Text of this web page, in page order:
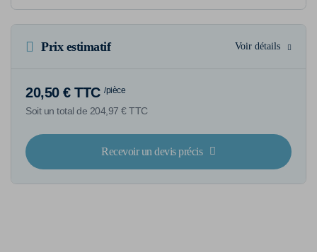
Prix estimatif Voir détails
20,50 € TTC /pièce
Soit un total de 204,97 € TTC
Recevoir un devis précis